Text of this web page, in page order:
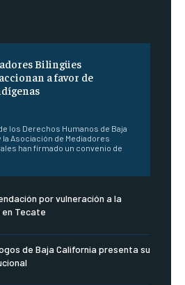
Bilingües
a favor de
los Derechos Humanos de Baja
la Asociación de Mediadores
han firmado un convenio de
por vulneración a la
Tecate
de Baja California presenta su